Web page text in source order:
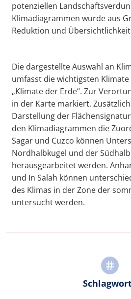
potenziellen
Klimadiagrammen wurde aus
Reduktion und
Die dargestellte Auswahl an
umfasst die wichtigsten
„Klimate der Erde“. Zur
in der Karte markiert.
Darstellung der
den Klimadiagrammen die
Sagar und Cuzco können
Nordhalbkugel und der
herausgearbeitet werden.
und In Salah können
des Klimas in der Zone der
untersucht werden.